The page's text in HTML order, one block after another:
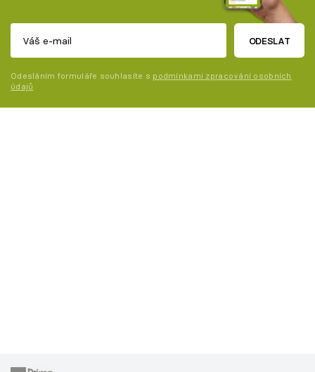
ODESLAT
Odesláním formuláře souhlasíte s podmínkami zpracování osobních
údajů